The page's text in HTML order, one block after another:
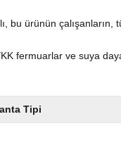
bu ürünün çalışanların,
fermuarlar ve suya
Tipi